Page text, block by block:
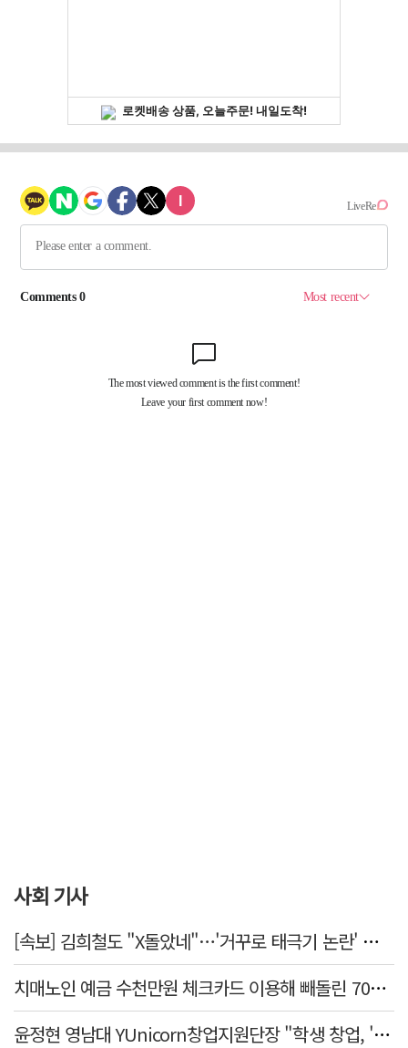
사회 기사
[속보] 김희철도 "X돌았네"…'거꾸로 태극기 논란' 인천시 현수막, 이틀 만에 철거
치매노인 예금 수천만원 체크카드 이용해 빼돌린 70대 간병인, 집행유예
윤정현 영남대 YUnicorn창업지원단장 "학생 창업, '팀 빌딩'이 제일 중요"